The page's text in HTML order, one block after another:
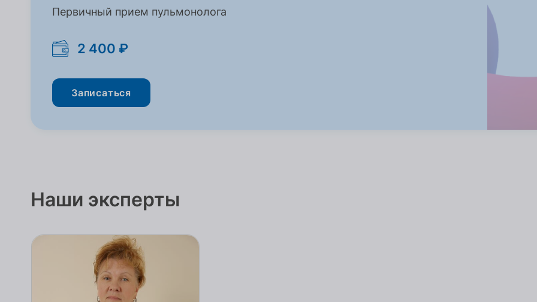
Первичный прием пульмонолога
2 400 ₽
Записаться
Наши эксперты